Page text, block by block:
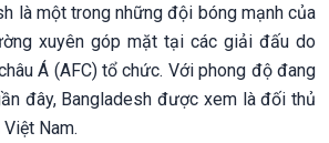
là một trong những đội bóng mạnh của
xuyên góp mặt tại các giải đấu do
Á (AFC) tổ chức. Với phong độ đang
đây, Bangladesh được xem là đối thủ
Nam.